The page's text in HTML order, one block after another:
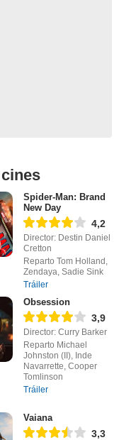
Spider-Man: Brand
New Day
4,2
Director: Destin Daniel
Cretton
Reparto Tom Holland,
Zendaya, Sadie Sink
Tráiler
Obsession
3,9
Director: Curry Barker
Reparto Michael
Johnston (II), Inde
Navarrette, Cooper
Tomlinson
Tráiler
Vaiana
3,3